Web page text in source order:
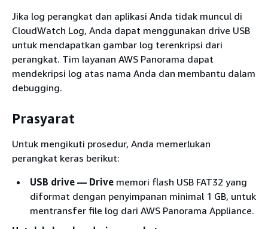
Jika log perangkat dan aplikasi Anda tidak muncul di
CloudWatch Log, Anda dapat menggunakan drive USB
untuk mendapatkan gambar log terenkripsi dari
perangkat. Tim layanan AWS Panorama dapat
mendekripsi log atas nama Anda dan membantu dalam
debugging.
Prasyarat
Untuk mengikuti prosedur, Anda memerlukan
perangkat keras berikut:
USB drive — Drive memori flash USB FAT32 yang
diformat dengan penyimpanan minimal 1 GB, untuk
mentransfer file log dari AWS Panorama Appliance.